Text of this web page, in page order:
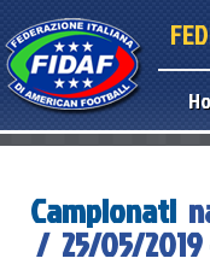
Campionati
/ 25/05/2019